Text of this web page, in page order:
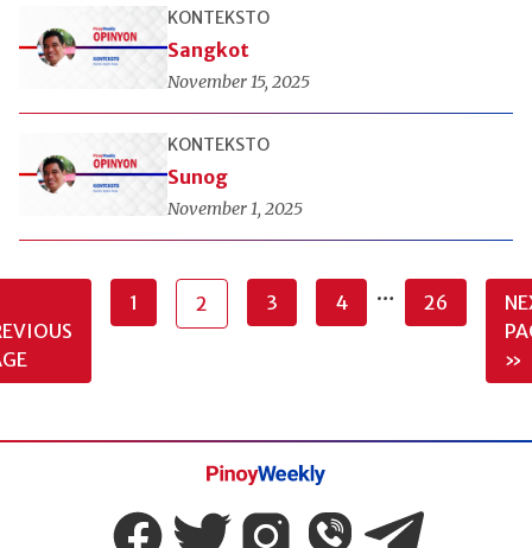
KONTEKSTO
Sangkot
November 15, 2025
KONTEKSTO
Sunog
November 1, 2025
1 2 3 4 … 26
»
Pinoy
Weekly